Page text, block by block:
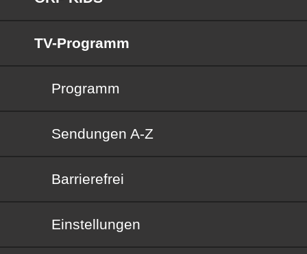
TV-Programm
Programm
Sendungen von A bis Z
Sendungen A-Z
Barrierefrei
Barrierefrei
Einstellungen